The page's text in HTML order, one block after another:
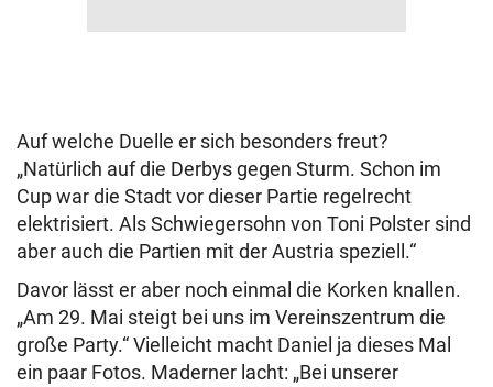
Auf welche Duelle er sich besonders freut?
„Natürlich auf die Derbys gegen Sturm. Schon im
Cup war die Stadt vor dieser Partie regelrecht
elektrisiert. Als Schwiegersohn von Toni Polster sind
aber auch die Partien mit der Austria speziell.“
Davor lässt er aber noch einmal die Korken knallen.
„Am 29. Mai steigt bei uns im Vereinszentrum die
große Party.“ Vielleicht macht Daniel ja dieses Mal
ein paar Fotos. Maderner lacht: „Bei unserer